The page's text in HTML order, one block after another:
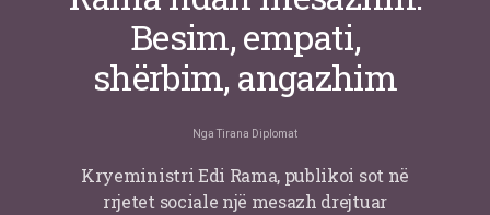
Besim, empati,
shërbim, angazhim
Nga Tirana Diplomat
Kryeministri Edi Rama, publikoi sot në
rrjetet sociale një mesazh drejtuar